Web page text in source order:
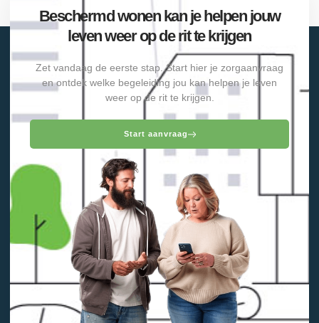
Beschermd wonen kan je helpen jouw
leven weer op de rit te krijgen
Zet vandaag de eerste stap. Start hier je zorgaanvraag
en ontdek welke begeleiding jou kan helpen je leven
weer op de rit te krijgen.
Start aanvraag